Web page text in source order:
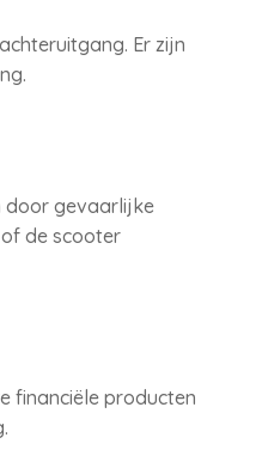
Er zijn
door gevaarlijke
de scooter
financiële producten